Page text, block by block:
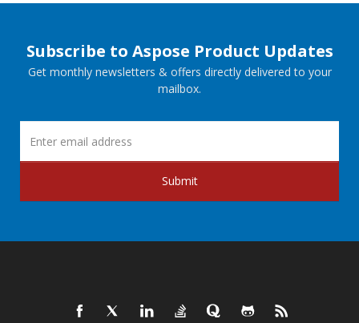
Subscribe to Aspose Product Updates
Get monthly newsletters & offers directly delivered to your
mailbox.
Submit